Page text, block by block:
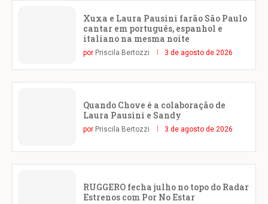
Xuxa e Laura Pausini farão São Paulo
cantar em português, espanhol e
italiano na mesma noite
por Priscila Bertozzi 3 de agosto de 2026
Quando Chove é a colaboração de
Laura Pausini e Sandy
por Priscila Bertozzi 3 de agosto de 2026
RUGGERO fecha julho no topo do Radar
Estrenos com Por No Estar